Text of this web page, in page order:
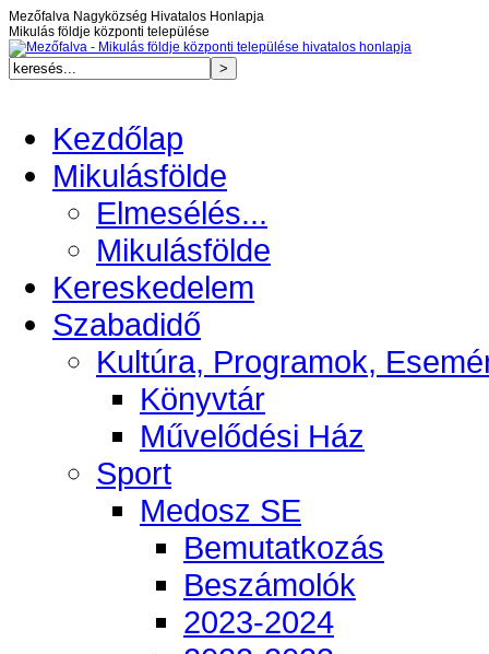
Mezőfalva Nagyközség Hivatalos Honlapja
Mikulás földje központi települése
Kezdőlap
Mikulásfölde
Elmesélés...
Mikulásfölde
Kereskedelem
Szabadidő
Kultúra, Programok,
Könyvtár
Művelődési Ház
Sport
Medosz SE
Bemutatkozás
Beszámolók
2023-2024